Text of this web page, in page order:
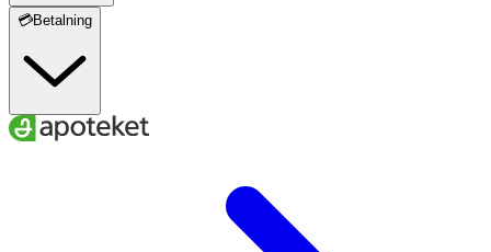
💳Betalning